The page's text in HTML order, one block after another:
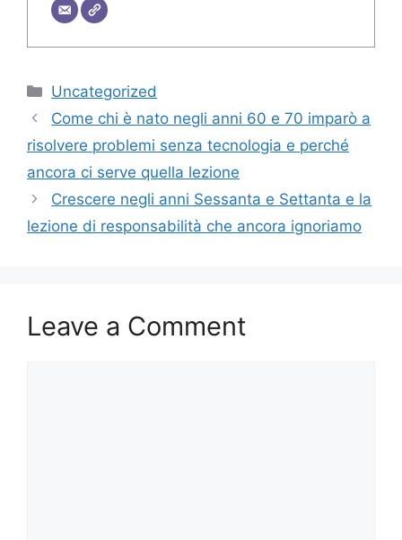
Categories
Uncategorized
Come chi è nato negli anni 60 e 70 imparò a
risolvere problemi senza tecnologia e perché
ancora ci serve quella lezione
Crescere negli anni Sessanta e Settanta e la
lezione di responsabilità che ancora ignoriamo
Leave a Comment